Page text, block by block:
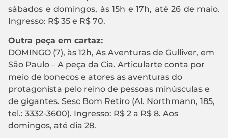
sábados e domingos, às 15h e 17h, até 26 de maio.
Ingresso: R$ 35 e R$ 70.
Outra peça em cartaz:
DOMINGO (7), às 12h, As Aventuras de Gulliver, em
São Paulo – A peça da Cia. Articularte conta por
meio de bonecos e atores as aventuras do
protagonista pelo reino de pessoas minúsculas e
de gigantes. Sesc Bom Retiro (Al. Northmann, 185,
tel.: 3332-3600). Ingresso: R$ 2 a R$ 8. Aos
domingos, até dia 28.